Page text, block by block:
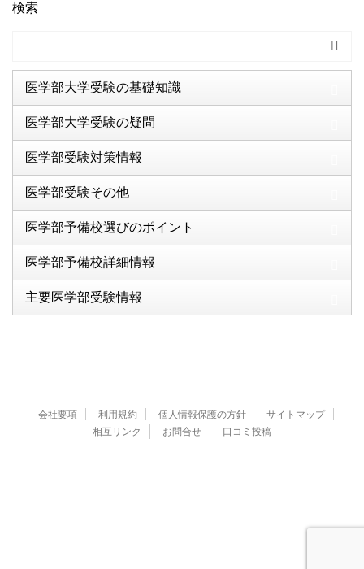
検索
医学部大学受験の基礎知識
医学部大学受験の疑問
医学部受験対策情報
医学部受験その他
医学部予備校選びのポイント
医学部予備校詳細情報
主要医学部受験情報
会社要項 利用規約 個人情報保護の方針
サイトマップ
相互リンク
お問合せ 口コミ投稿